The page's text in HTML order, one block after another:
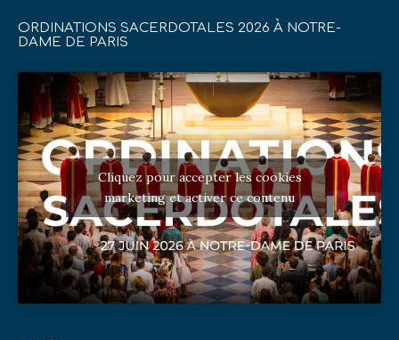
ORDINATIONS SACERDOTALES 2026 À NOTRE-
DAME DE PARIS
Cliquez pour accepter les cookies
marketing et activer ce contenu